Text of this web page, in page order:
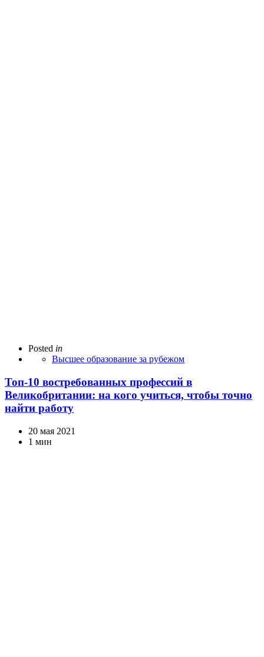
Posted in
Высшее образование за рубежом
Топ-10 востребованных профессий в
Великобритании: на кого учиться, чтобы точно
найти работу
20 мая 2021
1 мин